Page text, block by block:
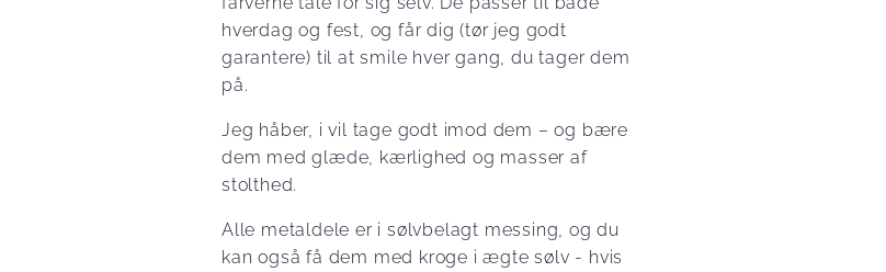
hverdag og fest, og får dig (tør jeg godt
garantere) til at smile hver gang, du tager dem
på.
Jeg håber, i vil tage godt imod dem – og bære
dem med glæde, kærlighed og masser af
stolthed.
Alle metaldele er i sølvbelagt messing, og du
kan også få dem med kroge i ægte sølv - hvis